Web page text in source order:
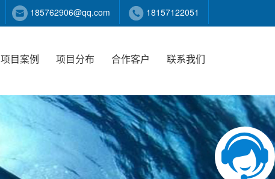
185762906@qq.com 18157122051
项目案例 项目分布 合作客户 联系我们